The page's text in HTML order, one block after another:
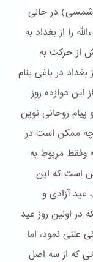
سال قبل یعنی در سال 1863 میلادی (1242 شمسی) در حالی
را از بغداد به
از حرکت به
در باغی بنام
دوازده روز
پیام روحانی نوین
ممکن است در
وفقط مربوط به
است که این
عید آزادی و
اولین روز عید
علنی نمود، اما
که از سه اصل